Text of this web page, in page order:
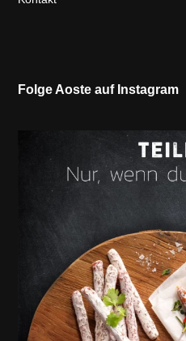
Folge Aoste auf Instagram